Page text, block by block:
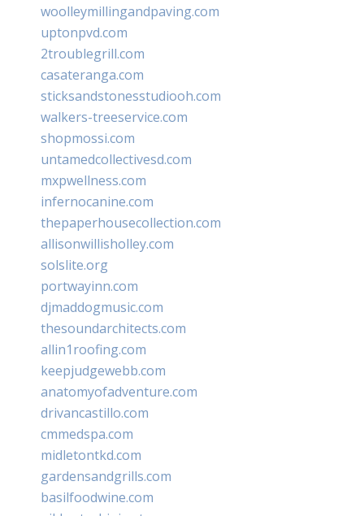
woolleymillingandpaving.com
uptonpvd.com
2troublegrill.com
casateranga.com
sticksandstonesstudiooh.com
walkers-treeservice.com
shopmossi.com
untamedcollectivesd.com
mxpwellness.com
infernocanine.com
thepaperhousecollection.com
allisonwillisholley.com
solslite.org
portwayinn.com
djmaddogmusic.com
thesoundarchitects.com
allin1roofing.com
keepjudgewebb.com
anatomyofadventure.com
drivancastillo.com
cmmedspa.com
midletontkd.com
gardensandgrills.com
basilfoodwine.com